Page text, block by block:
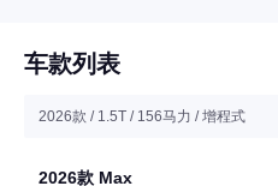
车款列表
2026款 / 1.5T / 156马力 / 增程式
2026款 Max